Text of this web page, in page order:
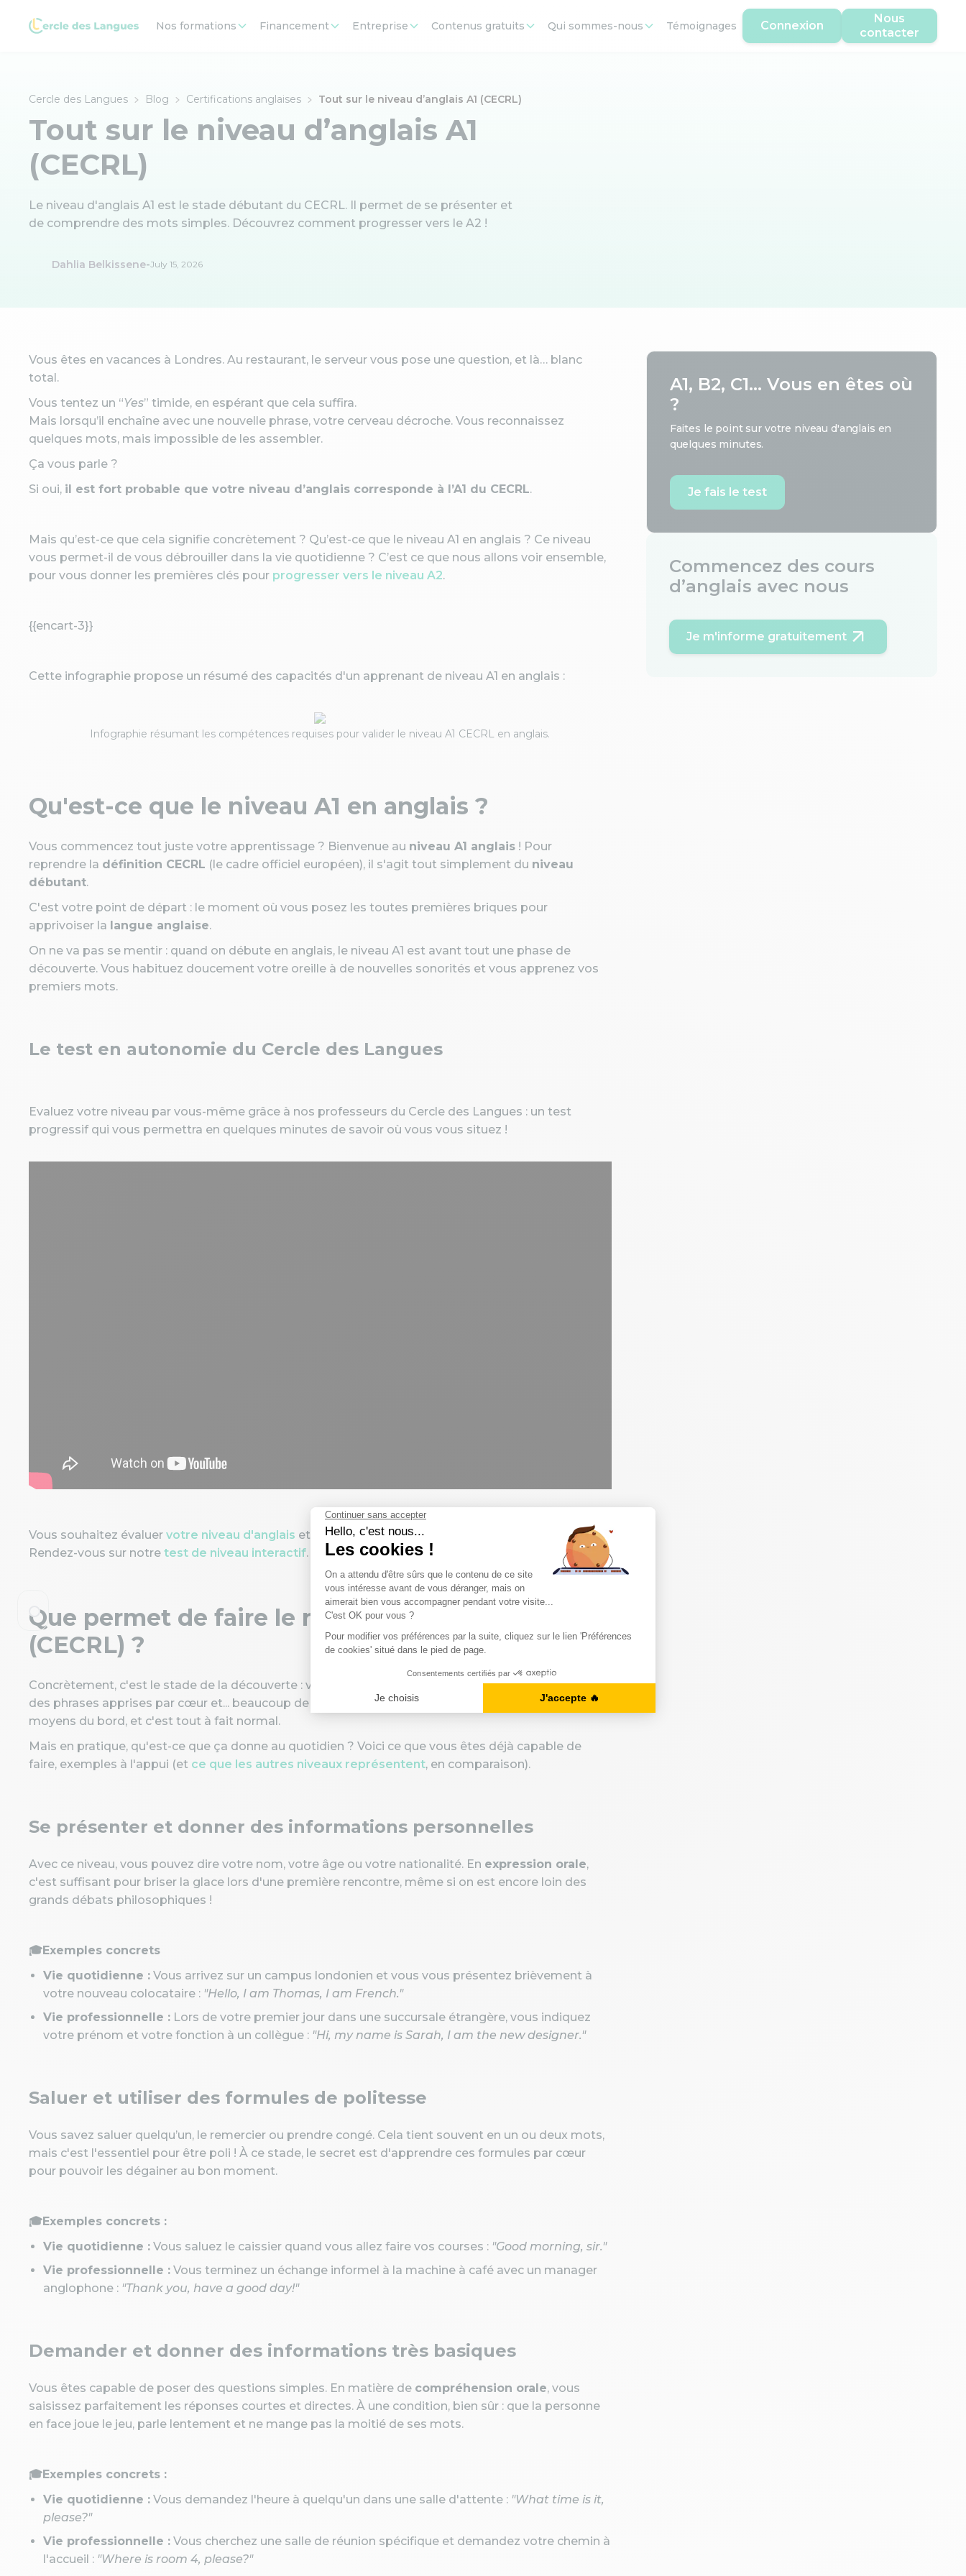
Nos formations Financement Entreprise Contenus gratuits Qui sommes-nous Témoignages Connexion
Nous
contacter
Cercle des Langues Blog Certifications anglaises Tout sur le niveau d’anglais A1 (CECRL)
Tout sur le niveau d’anglais A1
(CECRL)
Le niveau d'anglais A1 est le stade débutant du CECRL. Il permet de se présenter et
de comprendre des mots simples. Découvrez comment progresser vers le A2 !
Dahlia Belkissene-July 15, 2026
Vous êtes en vacances à Londres. Au restaurant, le serveur vous pose une question, et là… blanc
total.
Vous tentez un “Yes” timide, en espérant que cela suffira.
Mais lorsqu’il enchaîne avec une nouvelle phrase, votre cerveau décroche. Vous reconnaissez
quelques mots, mais impossible de les assembler.
Ça vous parle ?
Si oui, il est fort probable que votre niveau d’anglais corresponde à l’A1 du CECRL.
Mais qu’est-ce que cela signifie concrètement ? Qu’est-ce que le niveau A1 en anglais ? Ce niveau
vous permet-il de vous débrouiller dans la vie quotidienne ? C’est ce que nous allons voir ensemble,
pour vous donner les premières clés pour progresser vers le niveau A2.
{{encart-3}}
Cette infographie propose un résumé des capacités d'un apprenant de niveau A1 en anglais :
Infographie résumant les compétences requises pour valider le niveau A1 CECRL en anglais.
Qu'est-ce que le niveau A1 en anglais ?
Vous commencez tout juste votre apprentissage ? Bienvenue au niveau A1 anglais ! Pour
reprendre la définition CECRL (le cadre officiel européen), il s'agit tout simplement du niveau
débutant.
C'est votre point de départ : le moment où vous posez les toutes premières briques pour
apprivoiser la langue anglaise.
On ne va pas se mentir : quand on débute en anglais, le niveau A1 est avant tout une phase de
découverte. Vous habituez doucement votre oreille à de nouvelles sonorités et vous apprenez vos
premiers mots.
Le test en autonomie du Cercle des Langues
Evaluez votre niveau par vous-même grâce à nos professeurs du Cercle des Langues : un test
progressif qui vous permettra en quelques minutes de savoir où vous vous situez !
Vous souhaitez évaluer votre niveau d'anglais et vérifier que vous maîtrisez ces compétences A1 ?
Rendez-vous sur notre test de niveau interactif.
Que permet de faire le niveau A1 en anglais
(CECRL) ?
Concrètement, c'est le stade de la découverte : vous communiquez avec des mots très simples,
des phrases apprises par cœur et... beaucoup de gestes ! Bref, vous vous débrouillez avec les
moyens du bord, et c'est tout à fait normal.
Mais en pratique, qu'est-ce que ça donne au quotidien ? Voici ce que vous êtes déjà capable de
faire, exemples à l'appui (et ce que les autres niveaux représentent, en comparaison).
Se présenter et donner des informations personnelles
Avec ce niveau, vous pouvez dire votre nom, votre âge ou votre nationalité. En expression orale,
c'est suffisant pour briser la glace lors d'une première rencontre, même si on est encore loin des
grands débats philosophiques !
🎓Exemples concrets
Vie quotidienne : Vous arrivez sur un campus londonien et vous vous présentez brièvement à
votre nouveau colocataire : "Hello, I am Thomas, I am French."
Vie professionnelle : Lors de votre premier jour dans une succursale étrangère, vous indiquez
votre prénom et votre fonction à un collègue : "Hi, my name is Sarah, I am the new designer."
Saluer et utiliser des formules de politesse
Vous savez saluer quelqu’un, le remercier ou prendre congé. Cela tient souvent en un ou deux mots,
mais c'est l'essentiel pour être poli ! À ce stade, le secret est d'apprendre ces formules par cœur
pour pouvoir les dégainer au bon moment.
🎓Exemples concrets :
Vie quotidienne : Vous saluez le caissier quand vous allez faire vos courses : "Good morning, sir."
Vie professionnelle : Vous terminez un échange informel à la machine à café avec un manager
anglophone : "Thank you, have a good day!"
Demander et donner des informations très basiques
Vous êtes capable de poser des questions simples. En matière de compréhension orale, vous
saisissez parfaitement les réponses courtes et directes. À une condition, bien sûr : que la personne
en face joue le jeu, parle lentement et ne mange pas la moitié de ses mots.
🎓Exemples concrets :
Vie quotidienne : Vous demandez l'heure à quelqu'un dans une salle d'attente : "What time is it,
please?"
Vie professionnelle : Vous cherchez une salle de réunion spécifique et demandez votre chemin à
l'accueil : "Where is room 4, please?"
A1, B2, C1... Vous en êtes où
?
Faites le point sur votre niveau d'anglais en
quelques minutes.
Je fais le test
Commencez des cours
d’anglais avec nous
Je m'informe gratuitement